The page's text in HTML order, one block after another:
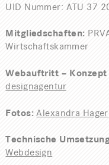
UID Nummer: ATU 37
Mitgliedschaften:
Wirtschaftskammer
Webauftritt – Konzept
designagentur
Fotos: Alexandra Hager
Technische
Webdesign